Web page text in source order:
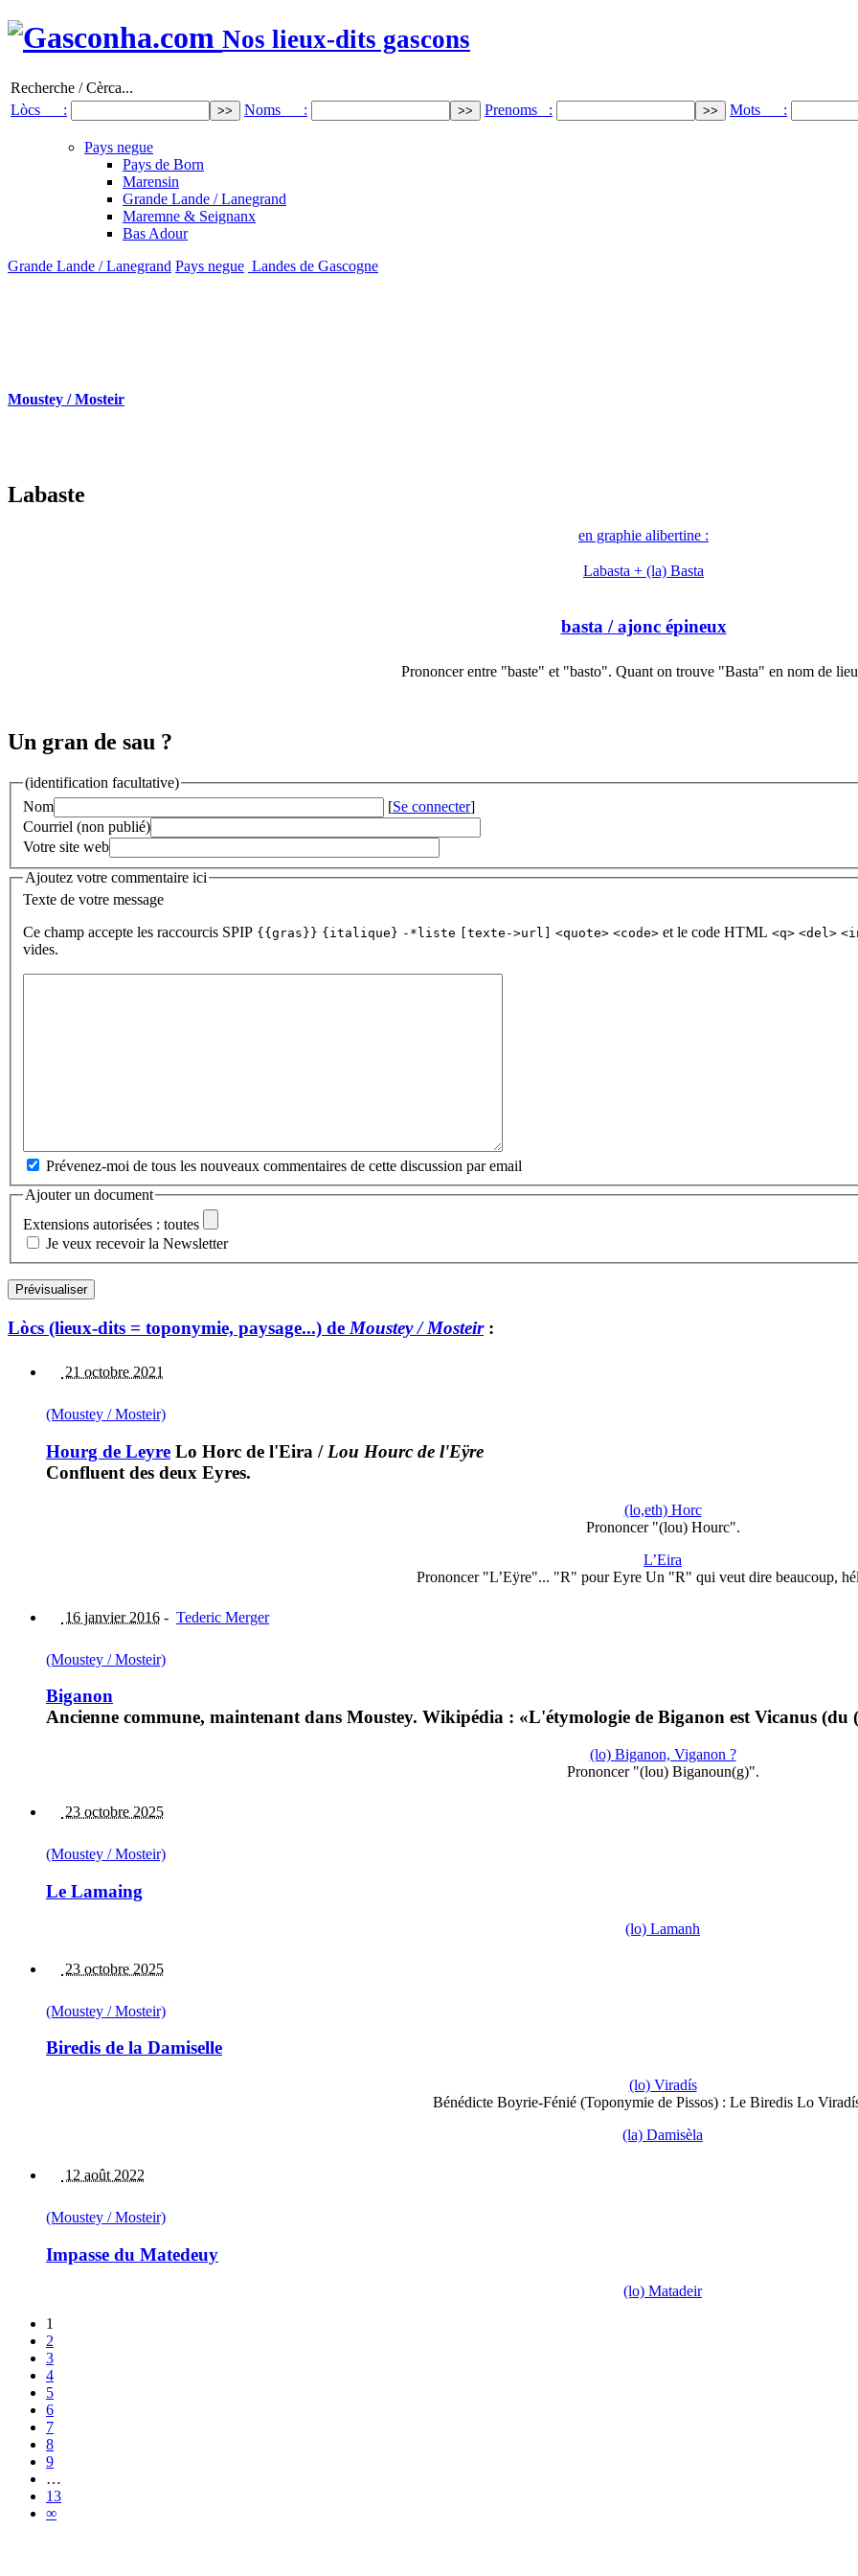
Nos lieux-dits gascons
Recherche / Cèrca...
Lòcs :
Noms : Prenoms : Mots :
Pays negue
Pays de Born
Marensin
Grande Lande / Lanegrand
Maremne & Seignanx
Bas Adour
Grande Lande / Lanegrand Pays negue Landes de Gascogne
Moustey / Mosteir
Labaste
en graphie alibertine :
Labasta + (la) Basta
basta / ajonc épineux
Prononcer entre "baste" et "basto". Quant on trouve "Basta" en nom de
Un gran de sau ?
(identification facultative)
Nom
[Se connecter]
Courriel (non publié)
Votre site web
Ajoutez votre commentaire ici
Texte de votre message
Ce champ accepte les raccourcis SPIP {{gras}} {italique} -*liste [texte->url] <quote> <code> et le code HTML <q> <del>
vides.
Prévenez-moi de tous les nouveaux commentaires de cette discussion par email
Ajouter un document
Extensions autorisées : toutes
Je veux recevoir la Newsletter
Lòcs (lieux-dits = toponymie, paysage...) de Moustey / Mosteir:
21 octobre 2021
(Moustey / Mosteir)
Hourg de Leyre Lo Horc de l'Eira / Lou Hourc de l'Eÿre
Confluent des deux Eyres.
(lo,eth) Horc
Prononcer "(lou) Hourc".
L’Eira
Prononcer "L’Eÿre"... "R" pour Eyre Un "R" qui veut dire beaucoup,
16 janvier 2016 - Tederic Merger
(Moustey / Mosteir)
Biganon
Ancienne commune, maintenant dans Moustey. Wikipédia : «L'étymologie de Biganon est Vicanus
(lo) Biganon, Viganon ?
Prononcer "(lou) Biganoun(g)".
23 octobre 2025
(Moustey / Mosteir)
Le Lamaing
(lo) Lamanh
23 octobre 2025
(Moustey / Mosteir)
Biredis de la Damiselle
(lo) Viradís
Bénédicte Boyrie-Fénié (Toponymie de Pissos) : Le Biredis Lo
(la) Damisèla
12 août 2022
(Moustey / Mosteir)
Impasse du Matedeuy
(lo) Matadeir
1
2
3
4
5
6
7
8
9
…
13
∞